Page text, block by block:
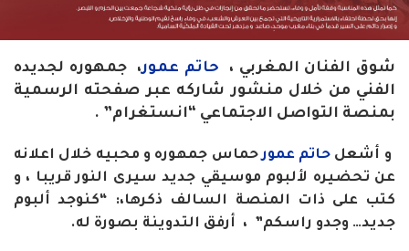
شوق الفنان المغربي ، حاتم عمور، جمهوره لجديده
الفني من خلال منشور شاركه عبر صفحته الرسمية
بمنصة التواصل الاجتماعي “انستغرام” .
و أشعل حاتم عمورحماس جمهوره و محبيه خلال اعلانه
عن تحضيره لألبوم موسيقي جديد سيرى النور قريبا ، و
كتب على ذات المنصة السالف ذكرها،: “كنوجد ألبوم
جديد… وجدو راسكم” ، أرفق التدوينة بصورة له.